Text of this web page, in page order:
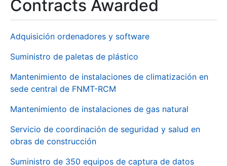
Contracts Awarded
Adquisición ordenadores y software
Suministro de paletas de plástico
Mantenimiento de instalaciones de climatización en
sede central de FNMT-RCM
Mantenimiento de instalaciones de gas natural
Servicio de coordinación de seguridad y salud en
obras de construcción
Suministro de 350 equipos de captura de datos